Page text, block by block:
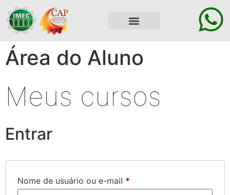
Área do Aluno
Meus cursos
Entrar
Nome de usuário ou e-mail *